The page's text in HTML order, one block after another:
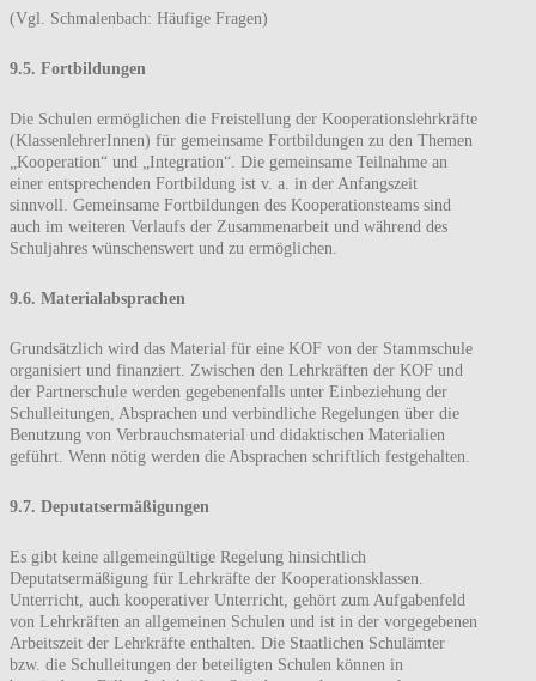
(Vgl. Schmalenbach: Häufige Fragen)
9.5. Fortbildungen
Die Schulen ermöglichen die Freistellung der Kooperationslehrkräfte
(KlassenlehrerInnen) für gemeinsame Fortbildungen zu den Themen
„Kooperation“ und „Integration“. Die gemeinsame Teilnahme an
einer entsprechenden Fortbildung ist v. a. in der Anfangszeit
sinnvoll. Gemeinsame Fortbildungen des Kooperationsteams sind
auch im weiteren Verlaufs der Zusammenarbeit und während des
Schuljahres wünschenswert und zu ermöglichen.
9.6. Materialabsprachen
Grundsätzlich wird das Material für eine KOF von der Stammschule
organisiert und finanziert. Zwischen den Lehrkräften der KOF und
der Partnerschule werden gegebenenfalls unter Einbeziehung der
Schulleitungen, Absprachen und verbindliche Regelungen über die
Benutzung von Verbrauchsmaterial und didaktischen Materialien
geführt. Wenn nötig werden die Absprachen schriftlich festgehalten.
9.7. Deputatsermäßigungen
Es gibt keine allgemeingültige Regelung hinsichtlich
Deputatsermäßigung für Lehrkräfte der Kooperationsklassen.
Unterricht, auch kooperativer Unterricht, gehört zum Aufgabenfeld
von Lehrkräften an allgemeinen Schulen und ist in der vorgegebenen
Arbeitszeit der Lehrkräfte enthalten. Die Staatlichen Schulämter
bzw. die Schulleitungen der beteiligten Schulen können in